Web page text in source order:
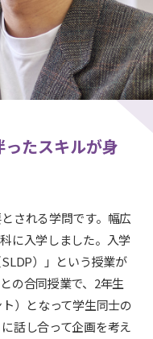
たスキルが身
される学問です。幅広
に入学しました。入学
）」という授業が
の合同授業で、2年生
）となって学生同士の
話し合って企画を考え